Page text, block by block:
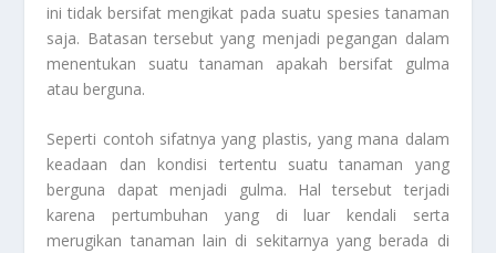
ini tidak bersifat mengikat pada suatu spesies tanaman
saja. Batasan tersebut yang menjadi pegangan dalam
menentukan suatu tanaman apakah bersifat gulma
atau berguna.
Seperti contoh sifatnya yang plastis, yang mana dalam
keadaan dan kondisi tertentu suatu tanaman yang
berguna dapat menjadi gulma. Hal tersebut terjadi
karena pertumbuhan yang di luar kendali serta
merugikan tanaman lain di sekitarnya yang berada di